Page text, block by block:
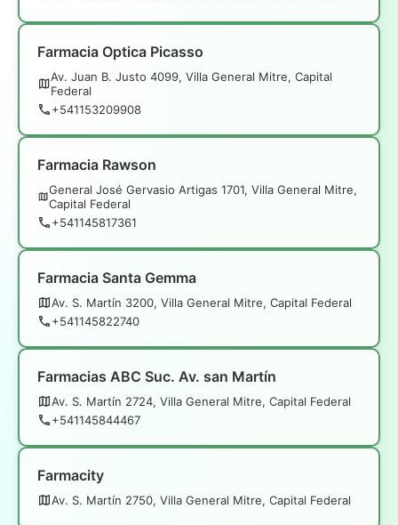
Farmacia Optica Picasso
Av. Juan B. Justo 4099, Villa General Mitre, Capital
Federal
+541153209908
Farmacia Rawson
General José Gervasio Artigas 1701, Villa General Mitre,
Capital Federal
+541145817361
Farmacia Santa Gemma
Av. S. Martín 3200, Villa General Mitre, Capital Federal
+541145822740
Farmacias ABC Suc. Av. san Martín
Av. S. Martín 2724, Villa General Mitre, Capital Federal
+541145844467
Farmacity
Av. S. Martín 2750, Villa General Mitre, Capital Federal